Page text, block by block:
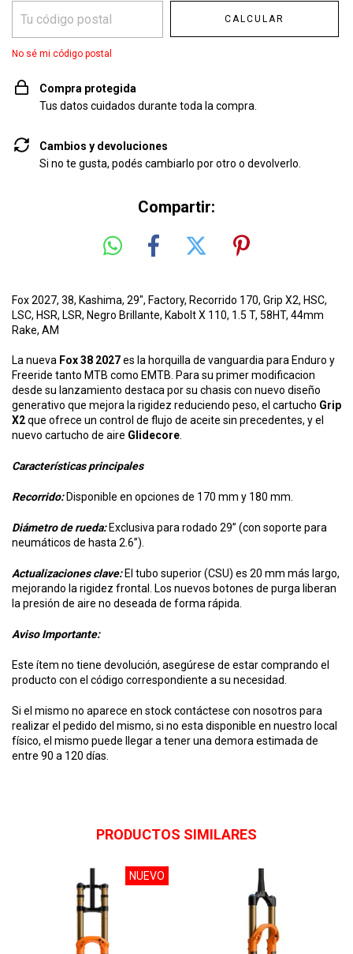
CALCULAR
No sé mi código postal
Compra protegida
Tus datos cuidados durante toda la compra.
Cambios y devoluciones
Si no te gusta, podés cambiarlo por otro o devolverlo.
Compartir:
Fox 2027, 38, Kashima, 29", Factory, Recorrido 170, Grip X2, HSC,
LSC, HSR, LSR, Negro Brillante, Kabolt X 110, 1.5 T, 58HT, 44mm
Rake, AM
La nueva Fox 38 2027es la horquilla de vanguardia para Enduro y
Freeride tanto MTB como EMTB. Para su primer modificacion
desde su lanzamiento destaca por su chasis con nuevo diseño
generativo que mejora la rigidez reduciendo peso, el cartucho Grip
X2que ofrece un control de flujo de aceite sin precedentes, y el
nuevo cartucho de aire Glidecore
Características principales
Recorrido:Disponible en opciones de 170 mm y 180 mm.
Diámetro de rueda:Exclusiva para rodado 29” (con soporte para
neumáticos de hasta 2.6”).
Actualizaciones clave:El tubo superior (CSU) es 20 mm más largo,
mejorando la rigidez frontal. Los nuevos botones de purga liberan
la presión de aire no deseada de forma rápida.
Aviso Importante:
Este ítem no tiene devolución, asegúrese de estar comprando el
producto con el código correspondiente a su necesidad.
Si el mismo no aparece en stock contáctese con nosotros para
realizar el pedido del mismo, si no esta disponible en nuestro local
físico, el mismo puede llegar a tener una demora estimada de
entre 90 a 120 días.
PRODUCTOS SIMILARES
NUEVO